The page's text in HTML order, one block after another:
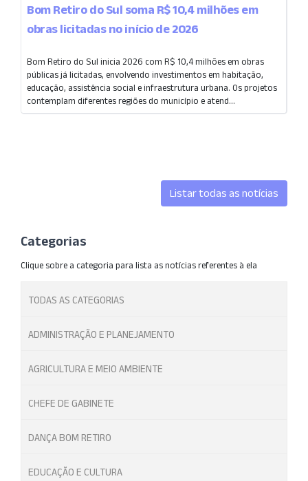
Bom Retiro do Sul soma R$ 10,4 milhões em
obras licitadas no início de 2026
Bom Retiro do Sul inicia 2026 com R$ 10,4 milhões em obras
públicas já licitadas, envolvendo investimentos em habitação,
educação, assistência social e infraestrutura urbana. Os projetos
contemplam diferentes regiões do município e atend...
Listar todas as notícias
Categorias
Clique sobre a categoria para lista as notícias referentes à ela
TODAS AS CATEGORIAS
ADMINISTRAÇÃO E PLANEJAMENTO
AGRICULTURA E MEIO AMBIENTE
CHEFE DE GABINETE
DANÇA BOM RETIRO
EDUCAÇÃO E CULTURA